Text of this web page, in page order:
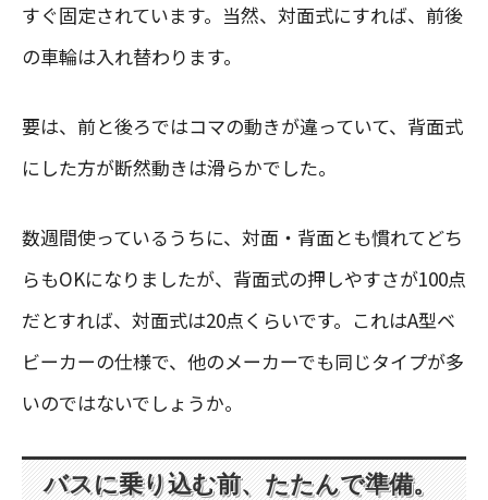
すぐ固定されています。当然、対面式にすれば、前後
の車輪は入れ替わります。
要は、前と後ろではコマの動きが違っていて、背面式
にした方が断然動きは滑らかでした。
数週間使っているうちに、対面・背面とも慣れてどち
らもOKになりましたが、背面式の押しやすさが100点
だとすれば、対面式は20点くらいです。これはA型ベ
ビーカーの仕様で、他のメーカーでも同じタイプが多
いのではないでしょうか。
バスに乗り込む前、たたんで準備。